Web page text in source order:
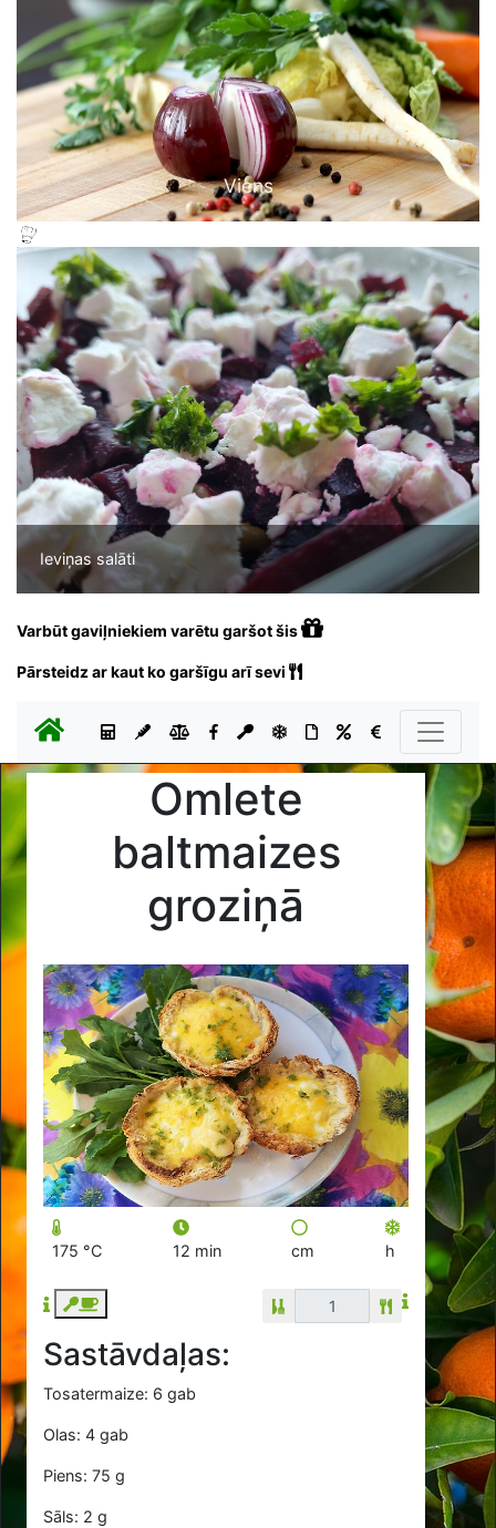
Viens
Ieviņas salāti
Varbūt gaviļniekiem varētu garšot šis
Pārsteidz ar kaut ko garšīgu arī sevi
Omlete
baltmaizes
groziņā
175 °C 12 min cm h
Sastāvdaļas:
Tosatermaize: 6 gab
Olas: 4 gab
Piens: 75 g
Sāls: 2 g